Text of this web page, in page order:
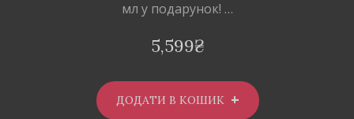
мл у подарунок! …
5,599₴
ДОДАТИ В КОШИК